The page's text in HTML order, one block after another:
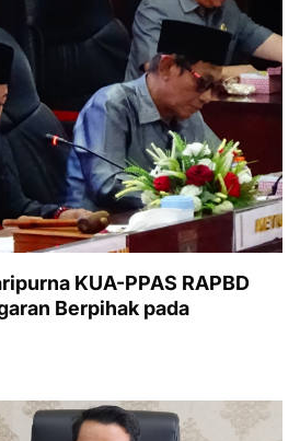
KUA-PPAS RAPBD
Berpihak pada